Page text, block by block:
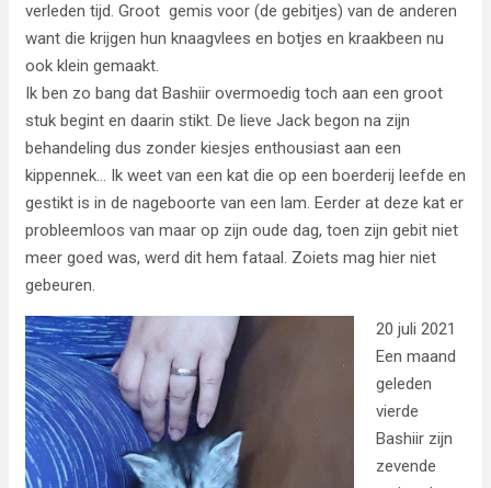
verleden tijd. Groot gemis voor (de gebitjes) van de anderen
want die krijgen hun knaagvlees en botjes en kraakbeen nu
ook klein gemaakt.
Ik ben zo bang dat Bashiir overmoedig toch aan een groot
stuk begint en daarin stikt. De lieve Jack begon na zijn
behandeling dus zonder kiesjes enthousiast aan een
kippennek… Ik weet van een kat die op een boerderij leefde en
gestikt is in de nageboorte van een lam. Eerder at deze kat er
probleemloos van maar op zijn oude dag, toen zijn gebit niet
meer goed was, werd dit hem fataal. Zoiets mag hier niet
gebeuren.
20 juli 2021
Een maand
geleden
vierde
Bashiir zijn
zevende